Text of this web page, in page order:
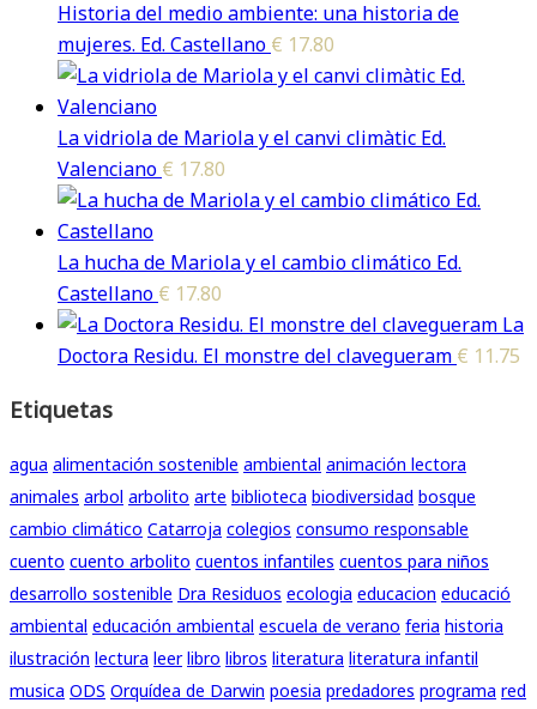
Historia del medio ambiente: una historia de
mujeres. Ed. Castellano € 17.80
La vidriola de Mariola y el canvi climàtic Ed.
Valenciano € 17.80
La hucha de Mariola y el cambio climático Ed.
Castellano € 17.80
La
Doctora Residu. El monstre del clavegueram € 11.75
Etiquetas
agua alimentación sostenible ambiental animación lectora
animales arbol arbolito arte biblioteca biodiversidad bosque
cambio climático Catarroja colegios consumo responsable
cuento cuento arbolito cuentos infantiles cuentos para niños
desarrollo sostenible Dra Residuos ecologia educacion educació
ambiental educación ambiental escuela de verano feria historia
ilustración lectura leer libro libros literatura literatura infantil
musica ODS Orquídea de Darwin poesia predadores programa red